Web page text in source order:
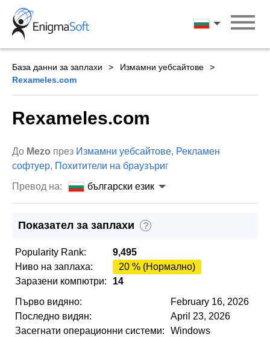
Skip
content
български
База данни за заплахи
Измамни уебсайтове
Rexameles.com
Rexameles.com
До Mezo през Измамни уебсайтове, Рекламен
софтуер, Похитители на браузъриг
Превод на:
български език
Показател за заплахи ?
Popularity Rank:
9,495
Ниво на заплаха:
20 % (Нормално)
Заразени компютри:
14
Първо видяно:
February 16, 2026
Последно видян:
April 23, 2026
Засегнати операционни системи:
Windows